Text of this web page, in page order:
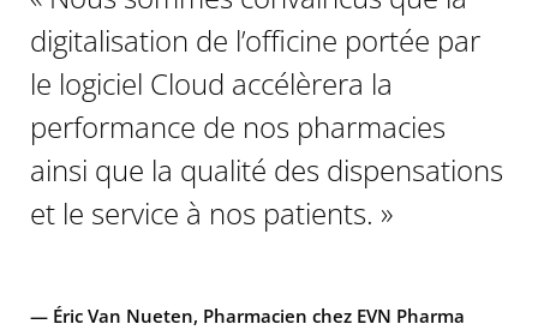
digitalisation de l’officine portée par
le logiciel Cloud accélèrera la
performance de nos pharmacies
ainsi que la qualité des dispensations
et le service à nos patients. »
— Éric Van Nueten, Pharmacien chez EVN Pharma